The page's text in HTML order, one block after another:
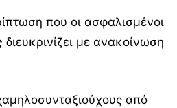
που οι ασφαλισμένοι
διευκρινίζει με ανακοίνωση
από